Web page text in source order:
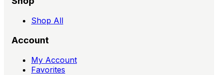
Shop All
Account
My Account
Favorites